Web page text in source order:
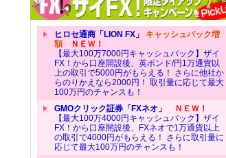
ヒロセ通商「LION FX」 キャッシュバック増
額ＮＥＷ！
【最大100万7000円キャッシュバック】ザイ
FX！から口座開設後、英ポンド/円1万通貨以
上の取引で5000円がもらえる！ さらに他社か
らのりかえなら2000円！ 取引量に応じて最大
100万円のチャンスも！
GMOクリック証券「FXネオ」
ＮＥＷ！
【最大100万4000円キャッシュバック】ザイ
FX！から口座開設後、FXネオで1万通貨以上
の取引で4000円がもらえる！ さらに取引量に
応じて最大100万円のチャンスも！